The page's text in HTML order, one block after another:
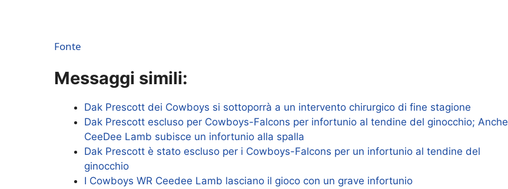
Fonte
Messaggi simili:
Dak Prescott dei Cowboys si sottoporrà a un intervento chirurgico di fine stagione
Dak Prescott escluso per Cowboys-Falcons per infortunio al tendine del ginocchio; Anche
CeeDee Lamb subisce un infortunio alla spalla
Dak Prescott è stato escluso per i Cowboys-Falcons per un infortunio al tendine del
ginocchio
I Cowboys WR Ceedee Lamb lasciano il gioco con un grave infortunio